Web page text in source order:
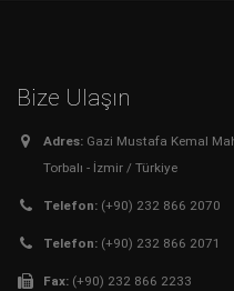
Bize Ulaşın
Adres: Gazi Mustafa Kemal
Torbalı - İzmir / Türkiye
Telefon: (+90) 232 866 2070
Telefon: (+90) 232 866 2071
Fax: (+90) 232 866 2233